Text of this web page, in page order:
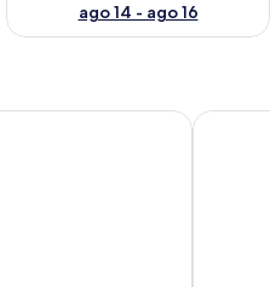
ago 14 - ago 16
Myrtle Beach, SC Holiday